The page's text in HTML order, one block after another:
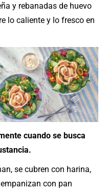
y rebanadas de huevo
lo caliente y lo fresco en
cuando se busca
se cubren con harina,
con pan